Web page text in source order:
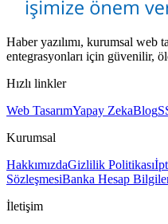
Haber yazılımı, kurumsal web
entegrasyonları için güvenilir,
Hızlı linkler
Web TasarımYapay ZekaBlog
Kurumsal
HakkımızdaGizlilik Politikası
SözleşmesiBanka Hesap
İletişim